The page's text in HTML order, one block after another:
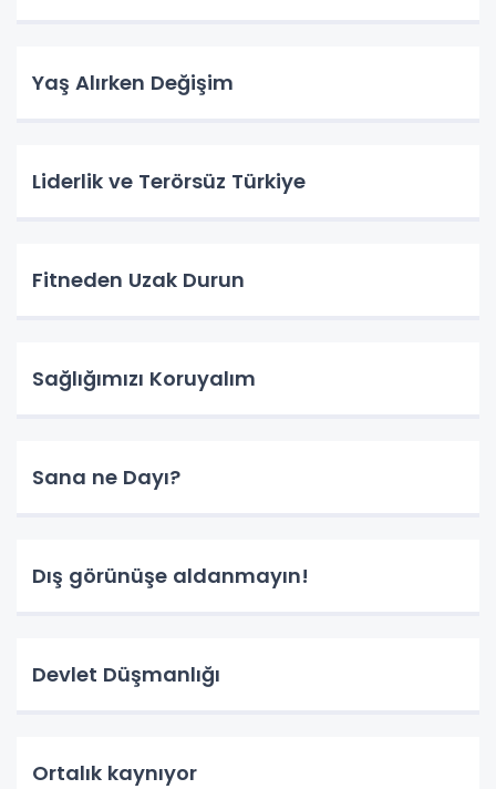
Yaş Alırken Değişim
Liderlik ve Terörsüz Türkiye
Fitneden Uzak Durun
Sağlığımızı Koruyalım
Sana ne Dayı?
Dış görünüşe aldanmayın!
Devlet Düşmanlığı
Ortalık kaynıyor